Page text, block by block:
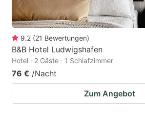
9.2 (21 Bewertungen)
B&B Hotel Ludwigshafen
Hotel · 2 Gäste · 1 Schlafzimmer
76 € /Nacht
Zum Angebot